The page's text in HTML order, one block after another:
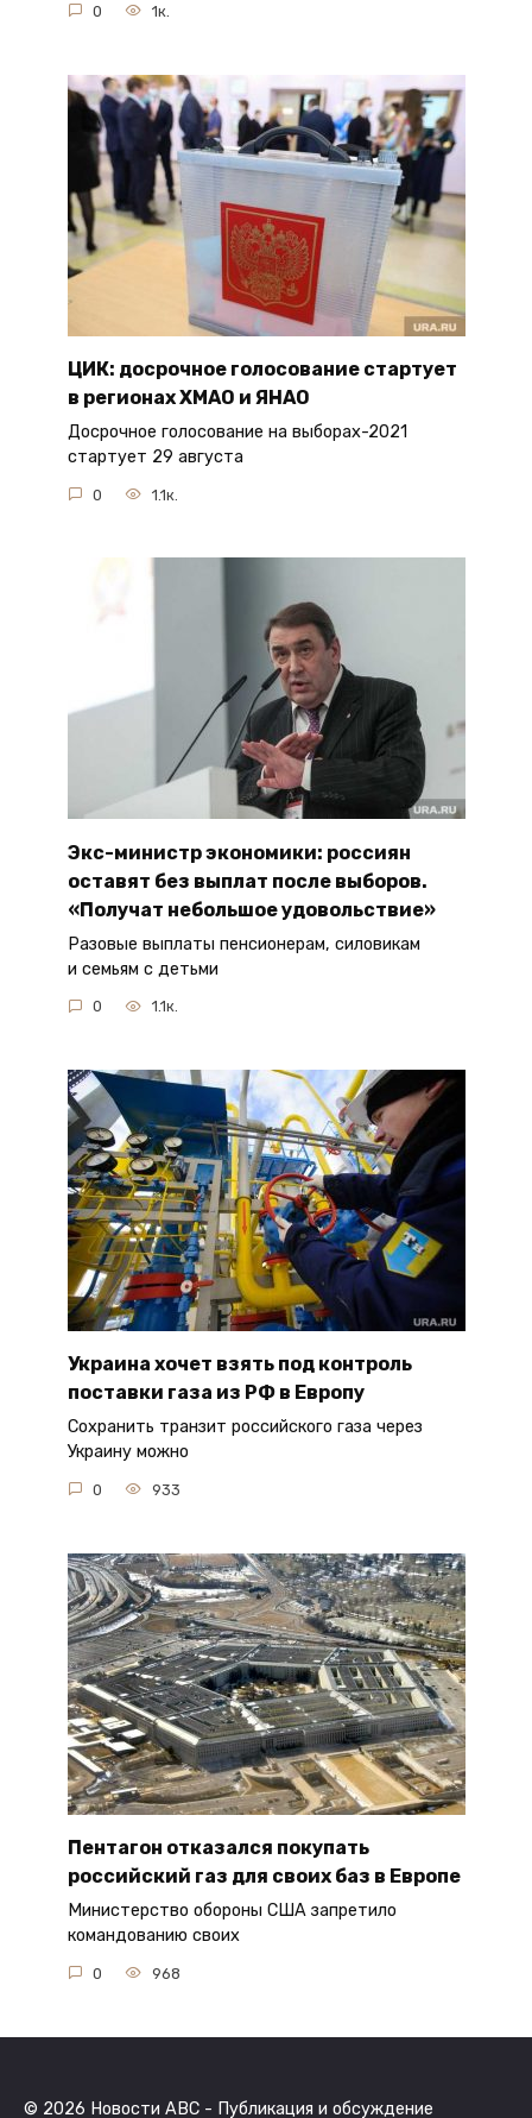
0 1к.
ЦИК: досрочное голосование стартует
в регионах ХМАО и ЯНАО
Досрочное голосование на выборах-2021
стартует 29 августа
0 1.1к.
Экс-министр экономики: россиян
оставят без выплат после выборов.
«Получат небольшое удовольствие»
Разовые выплаты пенсионерам, силовикам
и семьям с детьми
0 1.1к.
Украина хочет взять под контроль
поставки газа из РФ в Европу
Сохранить транзит российского газа через
Украину можно
0 933
Пентагон отказался покупать
российский газ для своих баз в Европе
Министерство обороны США запретило
командованию своих
0 968
© 2026 Новости ABC - Публикация и обсуждение